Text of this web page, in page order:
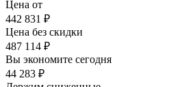
Цена от
442 831 ₽
Цена без скидки
487 114 ₽
Вы экономите сегодня
44 283 ₽